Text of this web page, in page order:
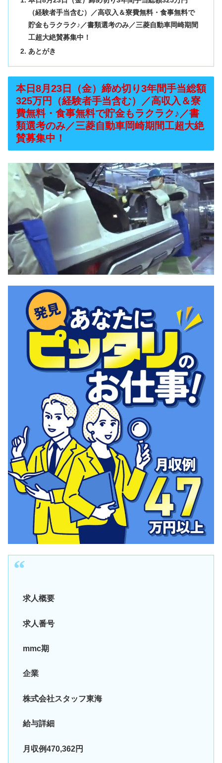
（経験者手当含む）／高収入＆寮費無料・食事無料で
貯金もラクラク♪／書類選考のみ／三菱自動車岡崎期間
工超大絶賛募集中！
あとがき
本日8月23日（金）締め切り3年間手当総額
325万円（経験者手当含む）／高収入＆寮
費無料・食事無料で貯金もラクラク♪／書
類選考のみ／三菱自動車岡崎期間工超大絶
賛募集中！
求人概要
求人番号
mmc期
企業
株式会社スタッフ東海
給与詳細
月収例470,362円